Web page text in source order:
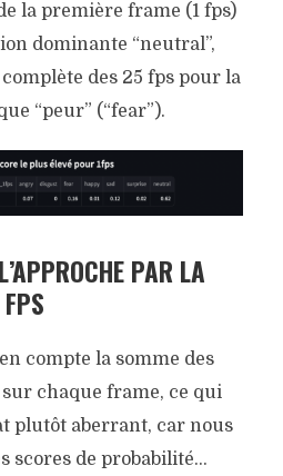
la première frame (1 fps)
dominante “neutral”,
des 25 fps pour la
“peur” (“fear”).
PAR LA
compte la somme des
chaque frame, ce qui
plutôt aberrant, car nous
scores de probabilité…